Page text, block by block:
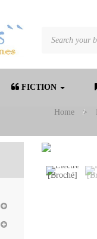
FICTION
Home >